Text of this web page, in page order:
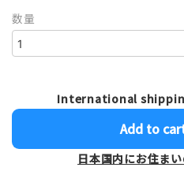
数量
International
Add to
日本国内にお住ま